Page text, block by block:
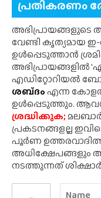
പ്രതികരണം
അഭിപ്രായങ്ങളുടെ
വേണ്ടി കൃത്യമായ
ഉൾപ്പെടുത്താൻ
അഭിപ്രായങ്ങളിൽ
എഡിറ്റോറിയൽ
ശബ്‌ദംഎന്ന
ഉൾപ്പെടുത്തും.
ശ്രദ്ധിക്കുക;
പ്രകടനങ്ങളല്ല
പൂർണ
അധിക്ഷേപങ്ങളും
നടത്തുന്നത്